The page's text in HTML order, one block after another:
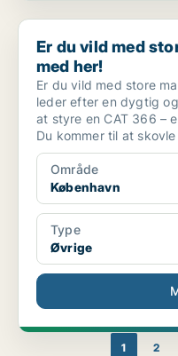
Er du vild med store
Er du vild med
med her!
Er du vild med store
leder efter en dygtig
at styre en CAT 366 –
Du kommer til at
Område
København
Type
Øvrige
1 2